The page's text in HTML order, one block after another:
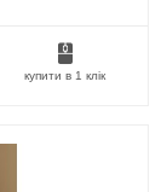
купити в 1 клік